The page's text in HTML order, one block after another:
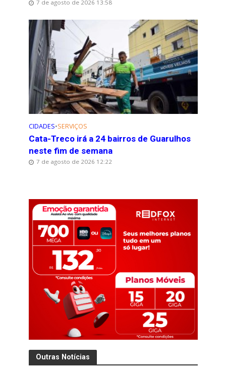
7 de agosto de 2026 13:58
CIDADES•SERVIÇOS
Cata-Treco irá a 24 bairros de Guarulhos
neste fim de semana
7 de agosto de 2026 12:22
Outras Notícias